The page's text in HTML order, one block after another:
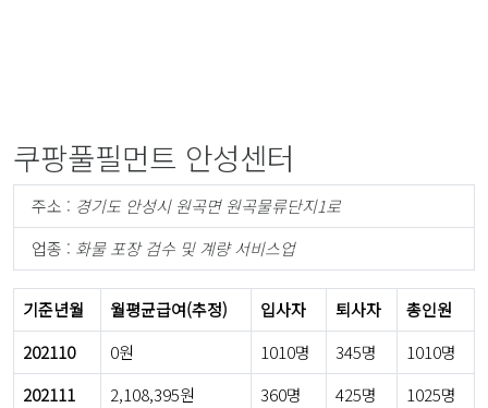
쿠팡풀필먼트 안성센터
주소 : 경기도 안성시 원곡면 원곡물류단지1로
업종 : 화물 포장 검수 및 계량 서비스업
기준년월 월평균급여(추정) 입사자 퇴사자
총인원
202110
0원 1010명 345명
1010명
202111
2,108,395원 360명 425명
1025명